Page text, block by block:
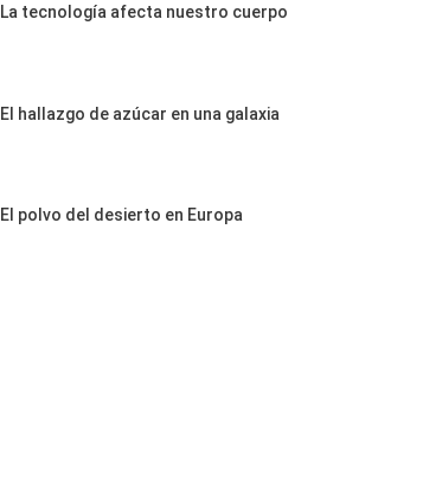
La tecnología afecta nuestro cuerpo
El hallazgo de azúcar en una galaxia
El polvo del desierto en Europa